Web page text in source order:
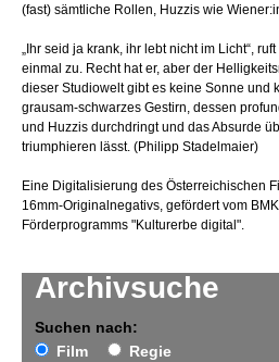
Archivsuche
Suchen nach:
Film
Regie
(fast) sämtliche Rollen, Huzzis wie
„Ihr seid ja krank, ihr lebt nicht im Licht“,
einmal zu. Recht hat er, aber der
dieser Studiowelt gibt es keine Sonne und
grausam-schwarzes Gestirn, dessen
und Huzzis durchdringt und das Absurde
triumphieren lässt. (Philipp Stadelmaier)
Eine Digitalisierung des Österreichischen
16mm-Originalnegativs, gefördert vom
Förderprogramms "Kulturerbe digital".